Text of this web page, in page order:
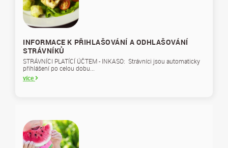
INFORMACE K PŘIHLAŠOVÁNÍ A ODHLAŠOVÁNÍ
STRÁVNÍKŮ
STRÁVNÍCI PLATÍCÍ ÚČTEM - INKASO: Strávníci jsou automaticky
přihlášení po celou dobu...
více